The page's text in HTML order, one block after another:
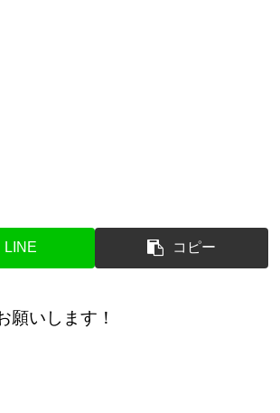
LINE コピー
願いします！